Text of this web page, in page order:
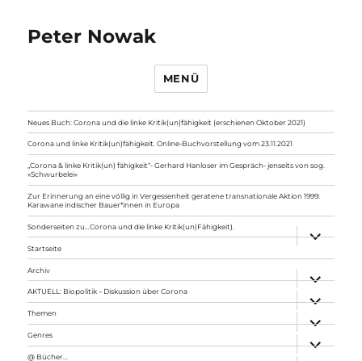
Peter Nowak
MENÜ
Neues Buch: Corona und die linke Kritik(un)fähigkeit (erschienen Oktober 2021)
Corona und linke Kritik(un)fähigkeit. Online-Buchvorstellung vom 23.11.2021
„Corona & linke Kritik(un) fähigkeit“- Gerhard Hanloser im Gespräch- jenseits von sog.
»Schwurbelei«
Zur Erinnerung an eine völlig in Vergessenheit geratene transnationale Aktion 1999:
Karawane indischer Bauer*innen in Europa
Sonderseiten zu…Corona und die linke Kritik(un)Fähigkeit).
anzeigen
Startseite
Archiv
anzeigen
AKTUELL: Biopolitik – Diskussion über Corona
anzeigen
Themen
anzeigen
Genres
anzeigen
@ Bücher…